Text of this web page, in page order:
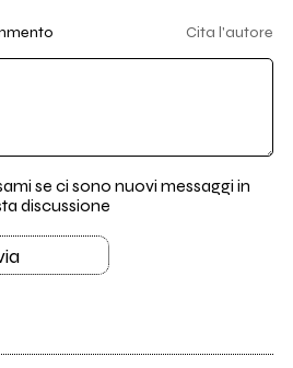
Cita l'autore
se ci sono nuovi messaggi in
discussione